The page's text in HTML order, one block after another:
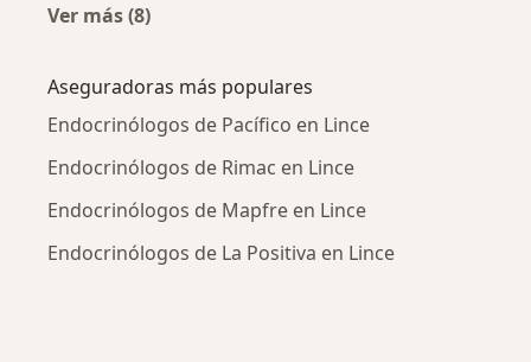
Ver más (8)
Aseguradoras más populares
Endocrinólogos de Pacífico en Lince
Endocrinólogos de Rimac en Lince
Endocrinólogos de Mapfre en Lince
Endocrinólogos de La Positiva en Lince